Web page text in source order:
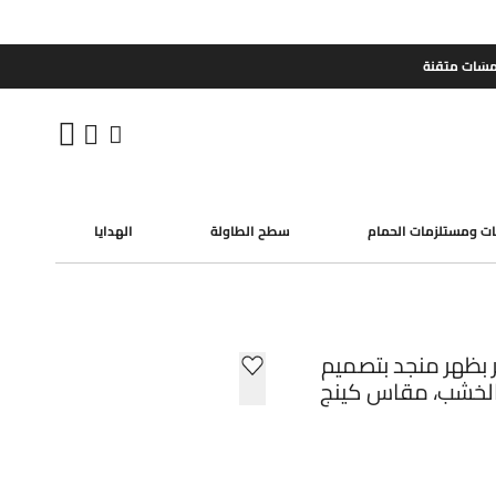
متقنة
ومستلزمات الحمام سطح الطاولة الهدايا
منجد بتصميم
مقاس كينج